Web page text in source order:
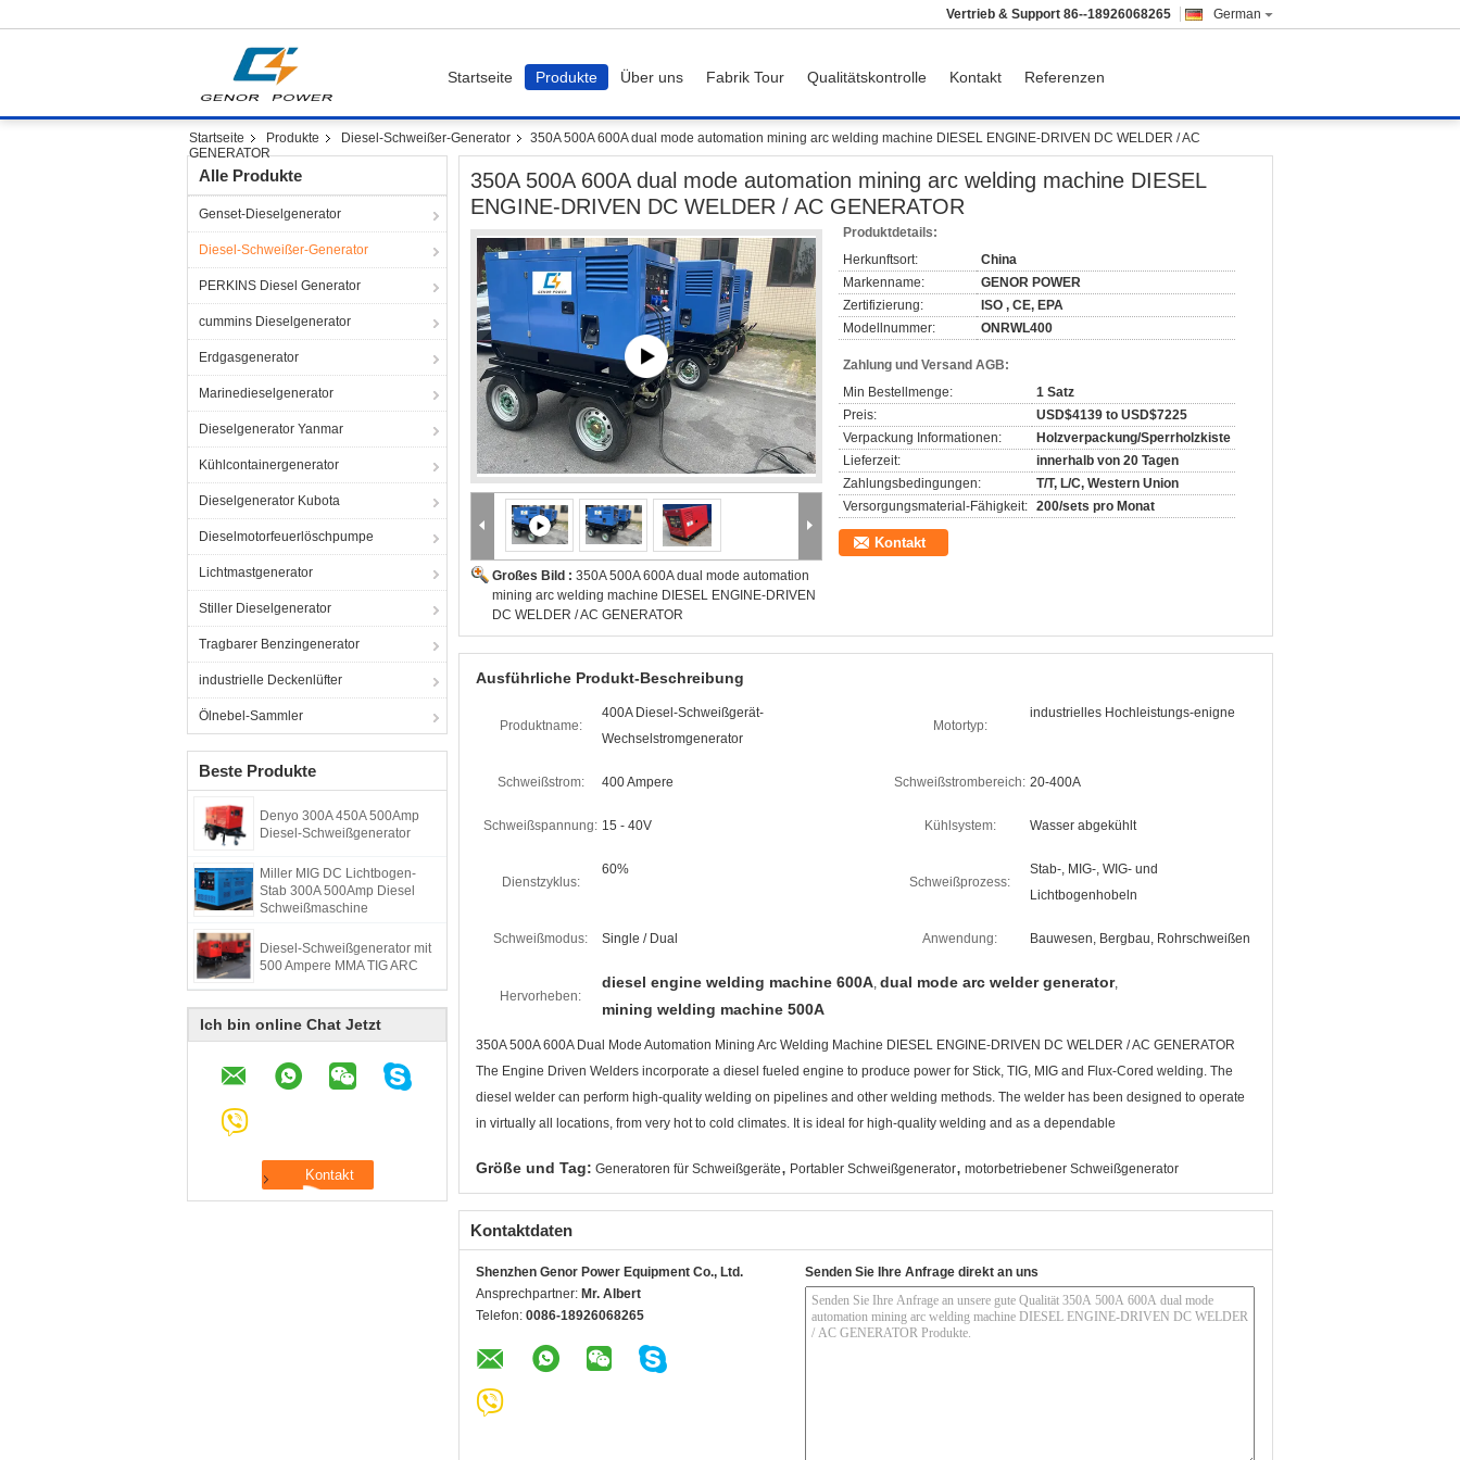
German
Vertrieb & Support 86--18926068265
Startseite Produkte Über uns Fabrik Tour Qualitätskontrolle Kontakt Referenzen
Startseite Produkte Diesel-Schweißer-Generator
350A 500A 600A dual mode automation mining arc welding machine DIESEL ENGINE-DRIVEN DC WELDER / AC
GENERATOR
Alle Produkte
Genset-Dieselgenerator
Diesel-Schweißer-Generator
PERKINS Diesel Generator
cummins Dieselgenerator
Erdgasgenerator
Marinedieselgenerator
Dieselgenerator Yanmar
Kühlcontainergenerator
Dieselgenerator Kubota
Dieselmotorfeuerlöschpumpe
Lichtmastgenerator
Stiller Dieselgenerator
Tragbarer Benzingenerator
industrielle Deckenlüfter
Ölnebel-Sammler
Beste Produkte
Denyo 300A 450A 500Amp
Diesel-Schweißgenerator
Miller MIG DC Lichtbogen-
Stab 300A 500Amp Diesel
Schweißmaschine
Diesel-Schweißgenerator mit
500 Ampere MMA TIG ARC
Ich bin online Chat Jetzt
350A 500A 600A dual mode automation mining arc welding machine DIESEL
ENGINE-DRIVEN DC WELDER / AC GENERATOR
Großes Bild : 350A 500A 600A dual mode automation
mining arc welding machine DIESEL ENGINE-DRIVEN
DC WELDER / AC GENERATOR
Produktdetails:
Herkunftsort:
China
Markenname:
GENOR POWER
Zertifizierung:
ISO , CE, EPA
Modellnummer:
ONRWL400
Zahlung und Versand AGB:
Min Bestellmenge:
1 Satz
Preis:
USD$4139 to USD$7225
Verpackung Informationen:
Holzverpackung/Sperrholzkiste
Lieferzeit:
innerhalb von 20 Tagen
Zahlungsbedingungen:
T/T, L/C, Western Union
Versorgungsmaterial-Fähigkeit: 200/sets pro Monat
Kontakt
Ausführliche Produkt-Beschreibung
Produktname:
400A Diesel-Schweißgerät-
Wechselstromgenerator
Motortyp:
industrielles Hochleistungs-enigne
Schweißstrom: 400 Ampere Schweißstrombereich: 20-400A
Schweißspannung: 15 - 40V Kühlsystem: Wasser abgekühlt
Dienstzyklus:
60%
Schweißprozess:
Stab-, MIG-, WIG- und
Lichtbogenhobeln
Schweißmodus: Single / Dual Anwendung: Bauwesen, Bergbau, Rohrschweißen
Hervorheben:
diesel engine welding machine 600A, dual mode arc welder generator,
mining welding machine 500A
350A 500A 600A Dual Mode Automation Mining Arc Welding Machine DIESEL ENGINE-DRIVEN DC WELDER / AC GENERATOR
The Engine Driven Welders incorporate a diesel fueled engine to produce power for Stick, TIG, MIG and Flux-Cored welding. The
diesel welder can perform high-quality welding on pipelines and other welding methods. The welder has been designed to operate
in virtually all locations, from very hot to cold climates. It is ideal for high-quality welding and as a dependable
Größe und Tag: Generatoren für Schweißgeräte, Portabler Schweißgenerator, motorbetriebener Schweißgenerator
Kontaktdaten
Shenzhen Genor Power Equipment Co., Ltd.
Ansprechpartner: Mr. Albert
Telefon: 0086-18926068265
Senden Sie Ihre Anfrage direkt an uns